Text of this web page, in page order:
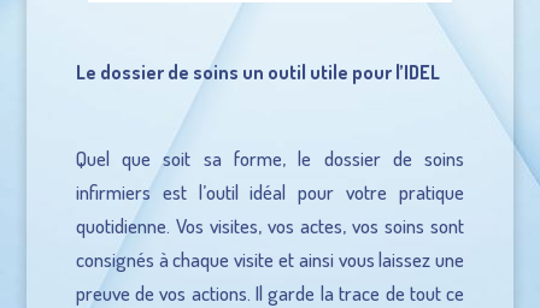
Le dossier de soins un outil utile pour l’IDEL
Quel que soit sa forme, le dossier de soins
infirmiers est l’outil idéal pour votre pratique
quotidienne. Vos visites, vos actes, vos soins sont
consignés à chaque visite et ainsi vous laissez une
preuve de vos actions. Il garde la trace de tout ce